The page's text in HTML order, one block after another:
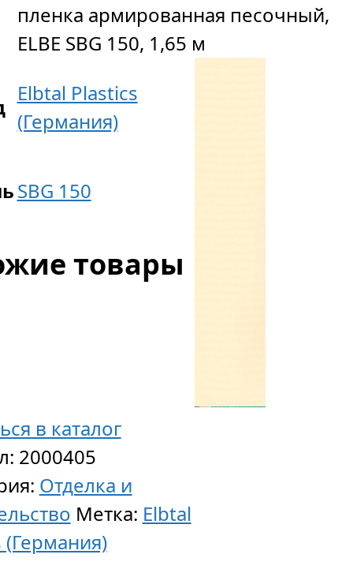
пленка армированная песочный,
ELBE SBG 150, 1,65 м
в каталог
2000405
Отделка и
Метка: Elbtal
(Германия)
Elbtal Plastics
(Германия)
SBG 150
товары